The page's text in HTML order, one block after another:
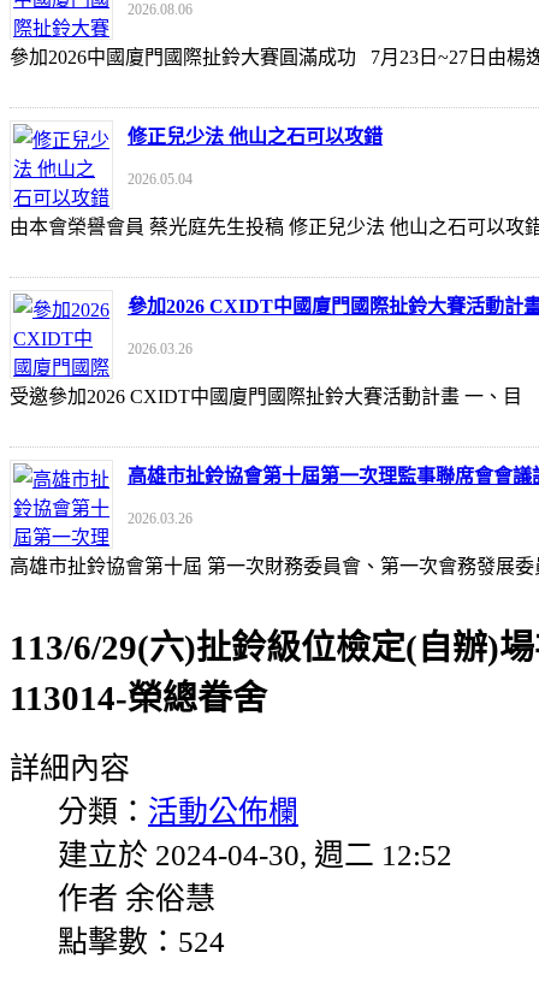
2026.08.06
參加2026中國廈門國際扯鈴大賽圓滿成功 7月23日~27日由
修正兒少法 他山之石可以攻錯
2026.05.04
由本會榮譽會員 蔡光庭先生投稿 修正兒少法 他山之石可以攻
參加2026 CXIDT中國廈門國際扯鈴大賽活動計
2026.03.26
受邀參加2026 CXIDT中國廈門國際扯鈴大賽活動計畫 一、
高雄市扯鈴協會第十屆第一次理監事聯席會會議
2026.03.26
高雄市扯鈴協會第十屆 第一次財務委員會、第一次會務發展
113/6/29(六)扯鈴級位檢定(自辦)
113014-榮總眷舍
詳細內容
分類： 活動公佈欄
建立於 2024-04-30, 週二 12:52
作者 余俗慧
點擊數：524